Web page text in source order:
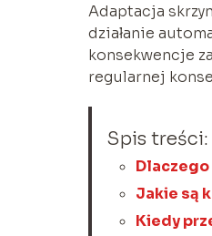
Adaptacja
działanie
konsekwencje
regularnej
Spis treści:
Jakie są
Kiedy